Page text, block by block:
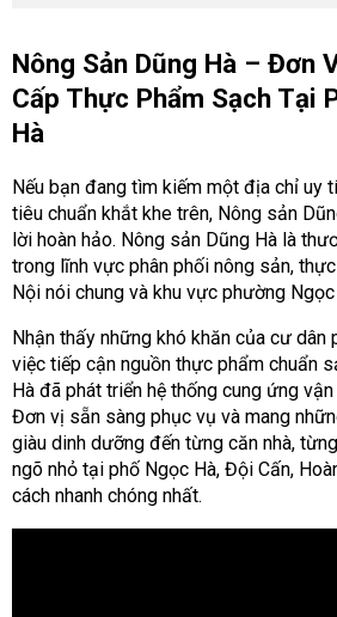
Nông Sản Dũng Hà – Đơn
Cấp Thực Phẩm Sạch Tại
Hà
Nếu bạn đang tìm kiếm một địa chỉ uy
tiêu chuẩn khắt khe trên, Nông sản
lời hoàn hảo. Nông sản Dũng Hà là
trong lĩnh vực phân phối nông sản,
Nội nói chung và khu vực phường
Nhận thấy những khó khăn của cư dân
việc tiếp cận nguồn thực phẩm chuẩn
Hà đã phát triển hệ thống cung ứng
Đơn vị sẵn sàng phục vụ và mang
giàu dinh dưỡng đến từng căn nhà,
ngõ nhỏ tại phố Ngọc Hà, Đội Cấn,
cách nhanh chóng nhất.